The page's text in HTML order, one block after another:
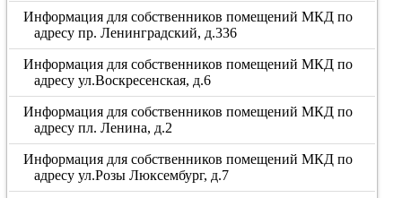
Информация для собственников помещений МКД по
адресу пр. Ленинградский, д.336
Информация для собственников помещений МКД по
адресу ул.Воскресенская, д.6
Информация для собственников помещений МКД по
адресу пл. Ленина, д.2
Информация для собственников помещений МКД по
адресу ул.Розы Люксембург, д.7